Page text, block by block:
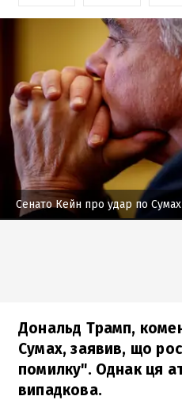
Сенато Кейн про удар по Сумах
Дональд Трамп,
Сумах, заявив, що
помилку". Однак ця
випадкова.